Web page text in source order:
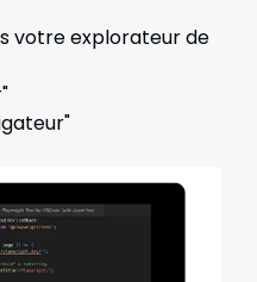
votre explorateur de